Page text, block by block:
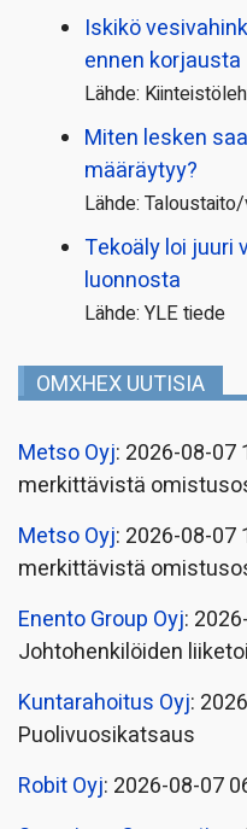
Iskikö
ennen korjausta
Lähde:
Miten lesken
määräytyy?
Lähde:
Tekoäly loi juuri
luonnosta
Lähde: YLE tiede
OMXHEX UUTISIA
Metso Oyj: 2026-08-07
merkittävistä
Metso Oyj: 2026-08-07
merkittävistä
Enento Group Oyj:
Johtohenkilöiden
Kuntarahoitus Oyj:
Puolivuosikatsaus
Robit Oyj: 2026-08-07